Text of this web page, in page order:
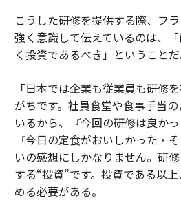
こうした研修を提供する際、フ
強く意識して伝えているのは、
く投資であるべき」ということだ
「日本では企業も従業員も研修
がちです。社員食堂や食事手当
いるから、『今回の研修は良かっ
『今日の定食がおいしかった・
いの感想にしかなりません。研
する“投資”です。投資である以
める必要がある。